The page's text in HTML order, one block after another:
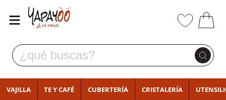
VAJILLA TE Y CAFÉ CUBERTERÍA CRISTALERÍA